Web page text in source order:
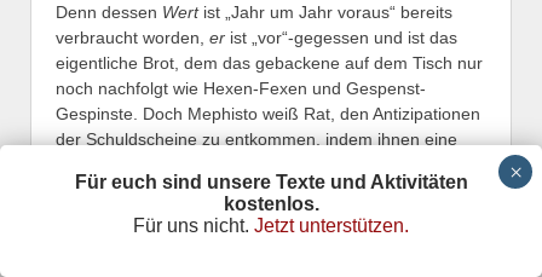
Denn dessen Wertist „Jahr um Jahr voraus“ bereits
verbraucht worden, er ist „vor“-gegessen und ist das
eigentliche Brot, dem das gebackene auf dem Tisch nur
noch nachfolgt wie Hexen-Fexen und Gespenst-
Gespinste. Doch Mephisto weiß Rat, den Antizipationen
der Schuldscheine zu entkommen, indem ihnen eine
Geldpapiere als Anweisung auf vergrabene Schätze.
Goethe lässt sie spielen, als kursierte da nur
Für euch sind unsere Texte und Aktivitäten
kostenlos.
Für uns nicht. Jetzt unterstützen.